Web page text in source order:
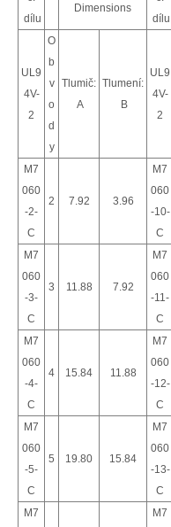
dílu
Dimensions
dílu
UL9
4V-
2
O
b
v
o
d
y
Tlumič:
A
Tlumení:
B
UL9
4V-
2
M7
060
-2-
C
2 7.92 3.96
M7
060
-10-
C
M7
060
-3-
C
3 11.88 7.92
M7
060
-11-
C
M7
060
-4-
C
4 15.84 11.88
M7
060
-12-
C
M7
060
-5-
C
5 19.80 15.84
M7
060
-13-
C
M7
M7